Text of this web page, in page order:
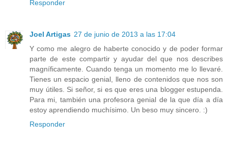
Responder
Joel Artigas 27 de junio de 2013 a las 17:04
Y como me alegro de haberte conocido y de poder formar
parte de este compartir y ayudar del que nos describes
magníficamente. Cuando tenga un momento me lo llevaré.
Tienes un espacio genial, lleno de contenidos que nos son
muy útiles. Si señor, si es que eres una blogger estupenda.
Para mi, también una profesora genial de la que día a día
estoy aprendiendo muchísimo. Un beso muy sincero. :)
Responder